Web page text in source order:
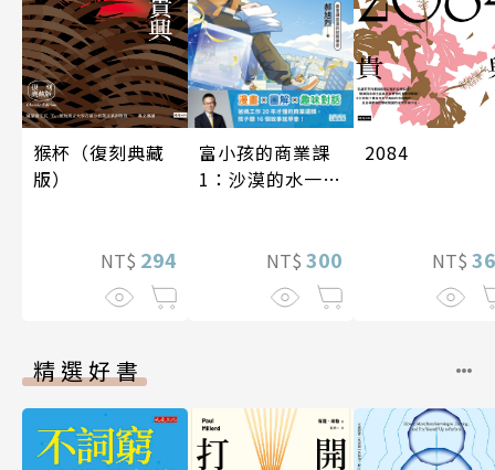
猴杯（復刻典藏
版）
NT$ 294
富小孩的商業課
1：沙漠的水一瓶
NT$ 300
2084
NT$
精選好書